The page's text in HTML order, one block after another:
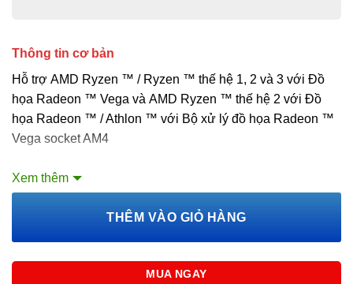
Thông tin cơ bản
Hỗ trợ AMD Ryzen ™ / Ryzen ™ thế hệ 1, 2 và 3 với Đồ
họa Radeon ™ Vega và AMD Ryzen ™ thế hệ 2 với Đồ
họa Radeon ™ / Athlon ™ với Bộ xử lý đồ họa Radeon ™
Vega socket AM4
Hỗ trợ bộ nhớ DDR4, lên đến 4133 (OC) MHz
Thiết kế tản nhiệt mở rộng: Bộ tản nhiệt PWM mở rộng và
Xem thêm
THÊM VÀO GIỎ HÀNG
MUA NGAY